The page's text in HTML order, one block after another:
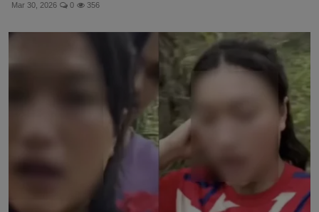
Mar 30, 2026 0 356